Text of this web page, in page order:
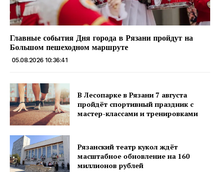
Главные события Дня города в Рязани пройдут на
Большом пешеходном маршруте
05.08.2026 10:36:41
В Лесопарке в Рязани 7 августа
пройдёт спортивный праздник с
мастер-классами и тренировками
Рязанский театр кукол ждёт
масштабное обновление на 160
миллионов рублей